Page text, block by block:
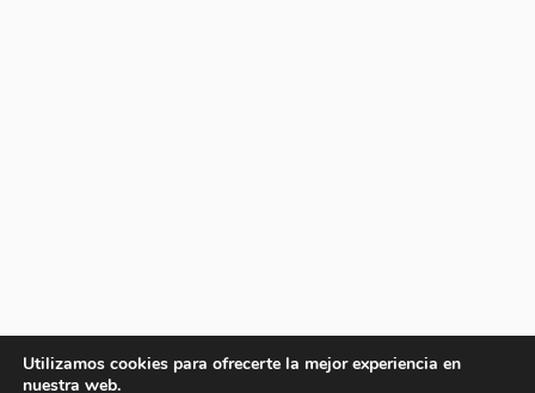
Utilizamos cookies para ofrecerte la mejor experiencia en
nuestra web.